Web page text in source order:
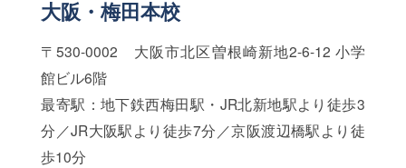
大阪・梅田本校
〒530-0002 大阪市北区曽根崎新地2-6-12 小学
館ビル6階
最寄駅：地下鉄西梅田駅・JR北新地駅より徒歩3
分／JR大阪駅より徒歩7分／京阪渡辺橋駅より徒
歩10分